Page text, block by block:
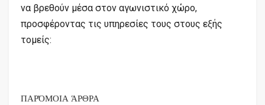
να βρεθούν μέσα στον αγωνιστικό χώρο,
προσφέροντας τις υπηρεσίες τους στους εξής
τομείς:
ΠΑΡΌΜΟΙΑ ΆΡΘΡΑ